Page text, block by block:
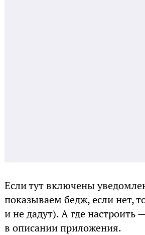
Если тут включены
показываем бедж, если нет,
и не дадут). А где настроить
в описании приложения.